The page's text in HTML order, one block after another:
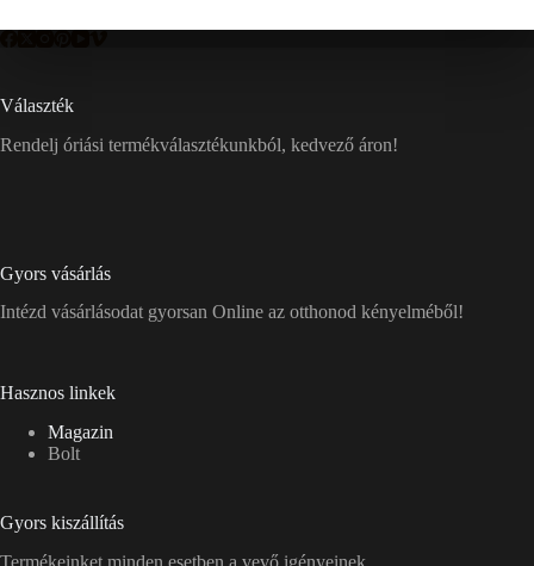
Választék
Rendelj óriási termékválasztékunkból, kedvező áron!
Gyors vásárlás
Intézd vásárlásodat gyorsan Online az otthonod kényelméből!
Hasznos linkek
Magazin
Bolt
Gyors kiszállítás
Termékeinket minden esetben a vevő igényeinek